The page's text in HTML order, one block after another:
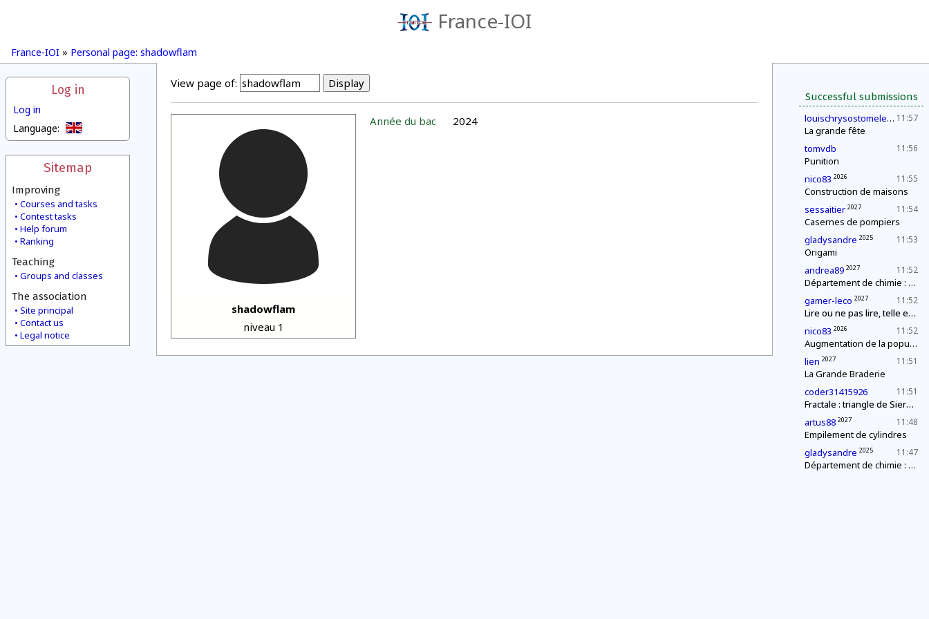
France-IOI
France-IOI » Personal page: shadowflam
Log in
Log in
Language:
Sitemap
Improving
Courses and tasks
Contest tasks
Help forum
Ranking
Teaching
Groups and classes
The association
Site principal
Contact us
Legal notice
Successful submissions
11:57
louischrysostomelegueult 2027
La grande fête
11:56
tomvdb
Punition
11:55
nico83 2026
Construction de maisons
11:54
sessaitier 2027
Casernes de pompiers
11:53
gladysandre 2025
Origami
11:52
andrea89 2027
Département de chimie : mélange explosif
11:52
gamer-leco 2027
Lire ou ne pas lire, telle est (à nouveau) la question
11:52
nico83 2026
Augmentation de la population
11:51
lien 2027
La Grande Braderie
11:51
coder31415926
Fractale : triangle de Sierpinski
11:48
artus88 2027
Empilement de cylindres
11:47
gladysandre 2025
Département de chimie : mélange explosif
View page of:
shadowflam
niveau 1
Année du bac 2024